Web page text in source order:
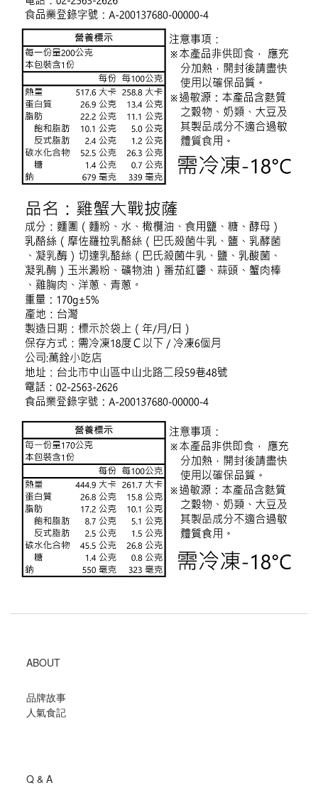
ABOUT
品牌故事
人氣食記
Q & A